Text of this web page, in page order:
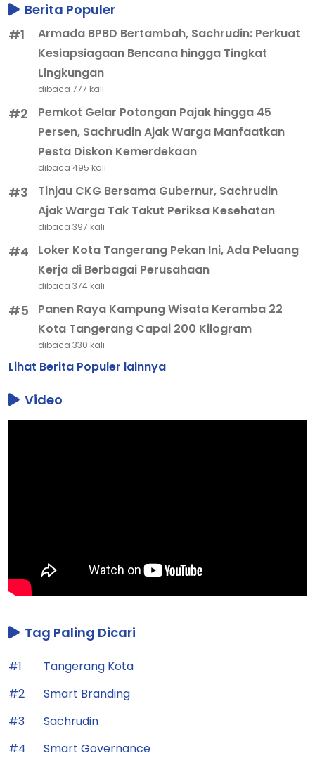
Berita Populer
#1
Armada BPBD Bertambah, Sachrudin: Perkuat
Kesiapsiagaan Bencana hingga Tingkat
Lingkungan
dibaca 777 kali
#2
Pemkot Gelar Potongan Pajak hingga 45
Persen, Sachrudin Ajak Warga Manfaatkan
Pesta Diskon Kemerdekaan
dibaca 495 kali
#3
Tinjau CKG Bersama Gubernur, Sachrudin
Ajak Warga Tak Takut Periksa Kesehatan
dibaca 397 kali
#4
Loker Kota Tangerang Pekan Ini, Ada Peluang
Kerja di Berbagai Perusahaan
dibaca 374 kali
#5
Panen Raya Kampung Wisata Keramba 22
Kota Tangerang Capai 200 Kilogram
dibaca 330 kali
Lihat Berita Populer lainnya
Video
Tag Paling Dicari
#1
Tangerang Kota
#2
Smart Branding
#3
Sachrudin
#4
Smart Governance